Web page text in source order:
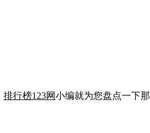
排行榜123网小编就为您盘点一下